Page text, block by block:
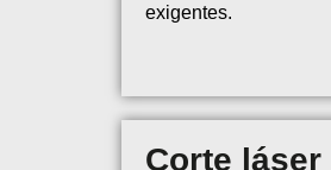
exigentes.
Corte